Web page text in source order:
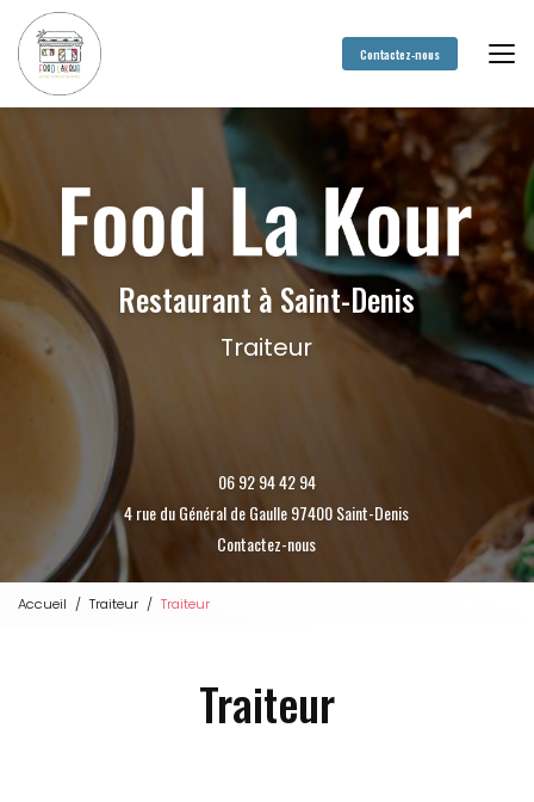
au
contenu
principal
Contactez-nous
Restaurant à Saint-Denis
Traiteur
06 92 94 42 94
4 rue du Général de Gaulle 97400 Saint-Denis
Contactez-nous
Accueil Traiteur Traiteur
Traiteur